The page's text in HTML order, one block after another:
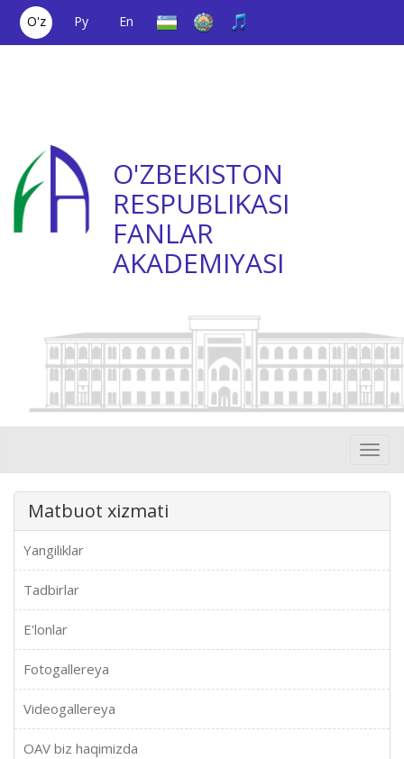
O'z Ру
En
O'ZBEKISTON
RESPUBLIKASI
FANLAR
AKADEMIYASI
Matbuot xizmati
Yangiliklar
Tadbirlar
E'lonlar
Fotogallereya
Videogallereya
OAV biz haqimizda